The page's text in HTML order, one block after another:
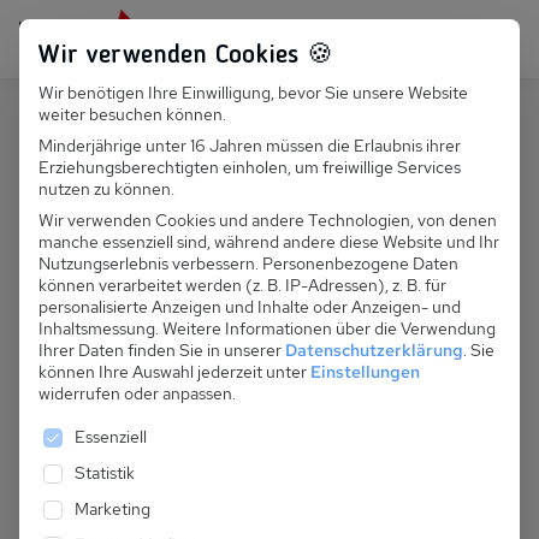
Persönlich für dich da: +49 251 899 050
Suchfeld
Suchen
PL 035.001 - Ferienhaus
Pogorzelica Nr. 1
Wir verwenden Cookies 🍪
Wir benötigen Ihre Einwilligung, bevor Sie unsere Website
weiter besuchen können.
Minderjährige unter 16 Jahren müssen die Erlaubnis ihrer
Erziehungsberechtigten einholen, um freiwillige Services
nutzen zu können.
Wir verwenden Cookies und andere Technologien, von denen
manche essenziell sind, während andere diese Website und Ihr
Nutzungserlebnis verbessern. Personenbezogene Daten
können verarbeitet werden (z. B. IP-Adressen), z. B. für
personalisierte Anzeigen und Inhalte oder Anzeigen- und
Inhaltsmessung. Weitere Informationen über die Verwendung
Ihrer Daten finden Sie in unserer Datenschutzerklärung. Sie
können Ihre Auswahl jederzeit unter Einstellungen
widerrufen oder anpassen.
Es folgt eine Liste der Service-Gruppen, für die
Essenziell
Statistik
Marketing